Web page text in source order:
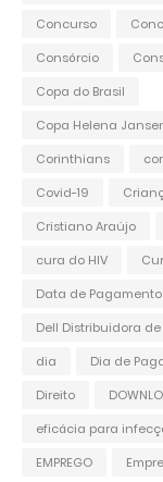
Concurso
Consórcio
Copa do Brasil
Copa Helena
Corinthians
Covid-19
Cristiano Araújo
cura do HIV
Data de Pagamento
Dell Distribuidora
dia
Dia de
Direito
eficácia para
EMPREGO